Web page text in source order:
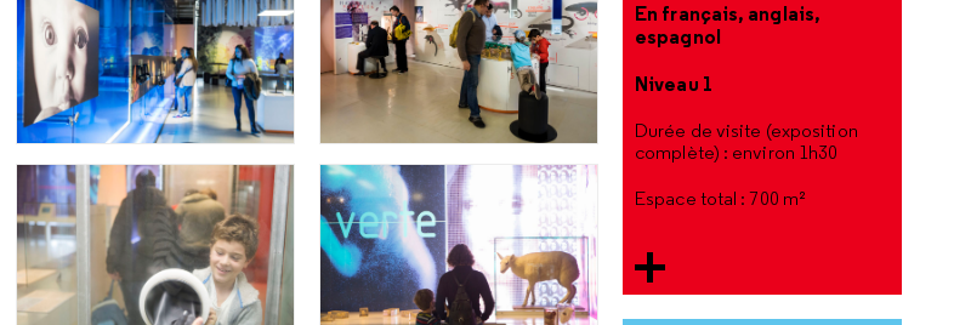
En français, anglais,
espagnol
Niveau 1
Durée de visite (exposition
complète) : environ 1h30
Espace total : 700 m²